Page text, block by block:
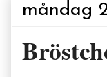
måndag